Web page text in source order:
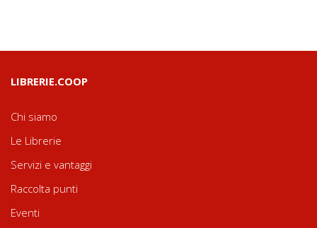
LIBRERIE.COOP
Chi siamo
Le Librerie
Servizi e vantaggi
Raccolta punti
Eventi